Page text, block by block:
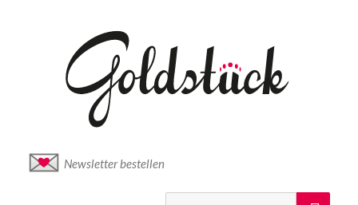
Newsletter bestellen